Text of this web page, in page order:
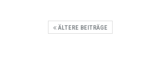
ÄLTERE BEITRÄGE